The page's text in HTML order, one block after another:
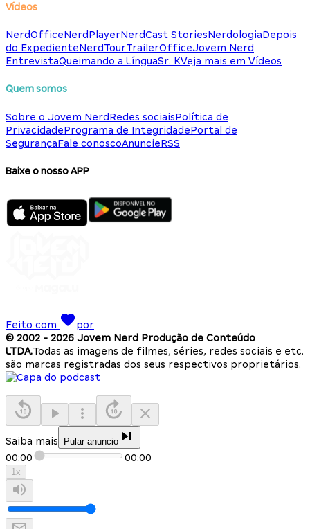
Vídeos
NerdOfficeNerdPlayerNerdCast StoriesNerdologiaDepois
do ExpedienteNerdTourTrailerOfficeJovem Nerd
EntrevistaQueimando a LínguaSr. KVeja mais em Vídeos
Quem somos
Sobre o Jovem NerdRedes sociaisPolítica de
PrivacidadePrograma de IntegridadePortal de
SegurançaFale conoscoAnuncieRSS
Baixe o nosso APP
Feito com
por
© 2002 - 2026 Jovem Nerd Produção de Conteúdo
LTDA.Todas as imagens de filmes, séries, redes sociais e etc.
são marcas registradas dos seus respectivos proprietários.
Saiba mais Pular anuncio
00:00 00:00
1x